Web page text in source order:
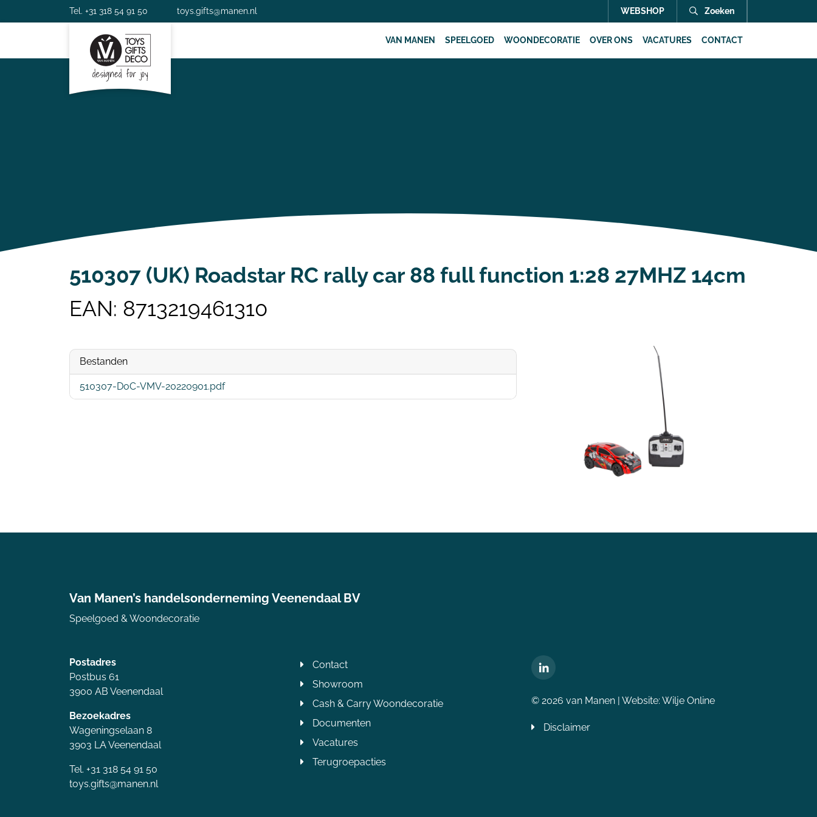
Tel. +31 318 54 91 50 toys.gifts@manen.nl WEBSHOP Zoeken
VAN MANEN SPEELGOED WOONDECORATIE OVER ONS VACATURES CONTACT
510307 (UK) Roadstar RC rally car 88 full function 1:28 27MHZ 14cm
EAN: 8713219461310
Bestanden
510307-DoC-VMV-20220901.pdf
Van Manen’s handelsonderneming Veenendaal BV
Speelgoed & Woondecoratie
Postadres
Postbus 61
3900 AB Veenendaal
Bezoekadres
Wageningselaan 8
3903 LA Veenendaal
Tel. +31 318 54 91 50
toys.gifts@manen.nl
Contact
Showroom
Cash & Carry Woondecoratie
Documenten
Vacatures
Terugroepacties
© 2026 van Manen | Website: Wilje Online
Disclaimer